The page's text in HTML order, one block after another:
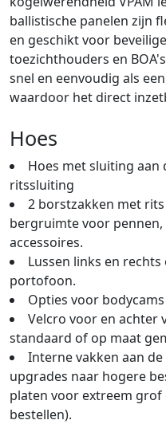
ballistische panelen zijn
en geschikt voor
toezichthouders en
snel en eenvoudig als
waardoor het direct
Hoes
Hoes met sluiting aan
ritssluiting
2 borstzakken met
bergruimte voor
accessoires.
Lussen links en
portofoon.
Opties voor
Velcro voor en achter
standaard of op maat
Interne vakken aan
upgrades naar hogere
platen voor extreem
bestellen).